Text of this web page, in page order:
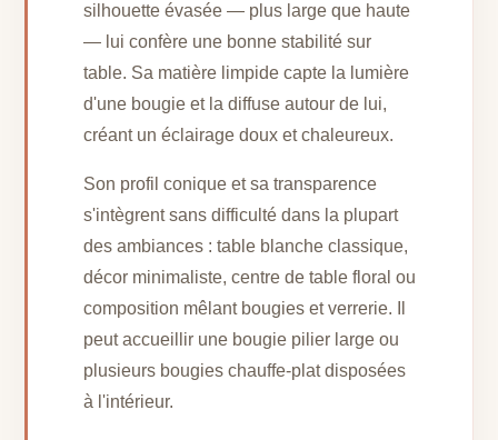
silhouette évasée — plus large que haute
— lui confère une bonne stabilité sur
table. Sa matière limpide capte la lumière
d'une bougie et la diffuse autour de lui,
créant un éclairage doux et chaleureux.
Son profil conique et sa transparence
s'intègrent sans difficulté dans la plupart
des ambiances : table blanche classique,
décor minimaliste, centre de table floral ou
composition mêlant bougies et verrerie. Il
peut accueillir une bougie pilier large ou
plusieurs bougies chauffe-plat disposées
à l'intérieur.